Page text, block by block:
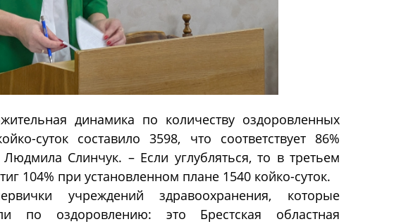
динамика по количеству оздоровленных
суток составило 3598, что соответствует 86%
Слинчук. – Если углубляться, то в третьем
104% при установленном плане 1540 койко-суток.
учреждений здравоохранения, которые
по оздоровлению: это Брестская областная